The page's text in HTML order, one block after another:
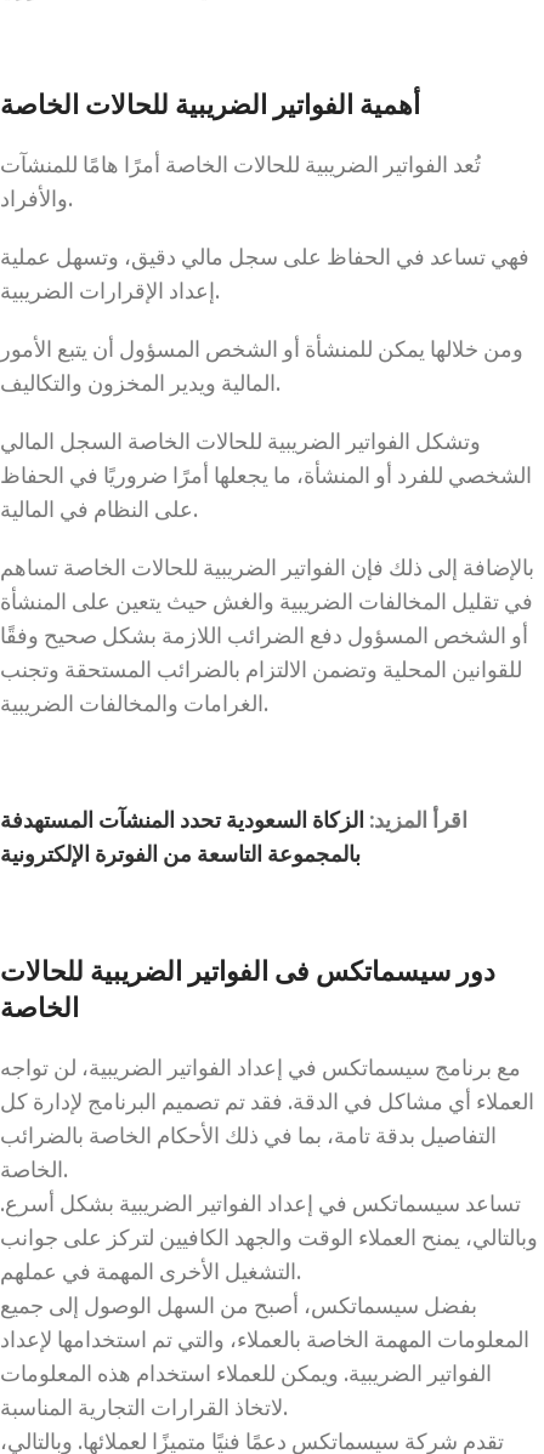
أهمية الفواتير الضريبية للحالات الخاصة
تُعد الفواتير الضريبية للحالات الخاصة أمرًا هامًا للمنشآت
والأفراد.
فهي تساعد في الحفاظ على سجل مالي دقيق، وتسهل عملية
إعداد الإقرارات الضريبية.
ومن خلالها يمكن للمنشأة أو الشخص المسؤول أن يتبع الأمور
المالية ويدير المخزون والتكاليف.
وتشكل الفواتير الضريبية للحالات الخاصة السجل المالي
الشخصي للفرد أو المنشأة، ما يجعلها أمرًا ضروريًا في الحفاظ
على النظام في المالية.
بالإضافة إلى ذلك فإن الفواتير الضريبية للحالات الخاصة تساهم
في تقليل المخالفات الضريبية والغش حيث يتعين على المنشأة
أو الشخص المسؤول دفع الضرائب اللازمة بشكل صحيح وفقًا
للقوانين المحلية وتضمن الالتزام بالضرائب المستحقة وتجنب
الغرامات والمخالفات الضريبية.
اقرأ المزيد: الزكاة السعودية تحدد المنشآت المستهدفة
بالمجموعة التاسعة من الفوترة الإلكترونية
دور سيسماتكس فى الفواتير الضريبية للحالات
الخاصة
مع برنامج سيسماتكس في إعداد الفواتير الضريبية، لن تواجه
العملاء أي مشاكل في الدقة. فقد تم تصميم البرنامج لإدارة كل
التفاصيل بدقة تامة، بما في ذلك الأحكام الخاصة بالضرائب
الخاصة.
تساعد سيسماتكس في إعداد الفواتير الضريبية بشكل أسرع.
وبالتالي، يمنح العملاء الوقت والجهد الكافيين لتركز على جوانب
التشغيل الأخرى المهمة في عملهم.
بفضل سيسماتكس، أصبح من السهل الوصول إلى جميع
المعلومات المهمة الخاصة بالعملاء، والتي تم استخدامها لإعداد
الفواتير الضريبية. ويمكن للعملاء استخدام هذه المعلومات
لاتخاذ القرارات التجارية المناسبة.
تقدم شركة سيسماتكس دعمًا فنيًا متميزًا لعملائها. وبالتالي،